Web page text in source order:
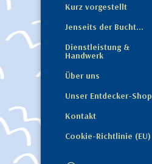
Kurz vorgestellt
Jenseits der Bucht…
Dienstleistung &
Handwerk
Über uns
Unser Entdecker-Shop
Kontakt
Cookie-Richtlinie (EU)